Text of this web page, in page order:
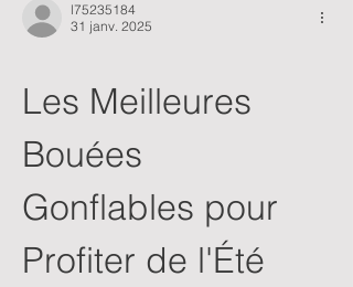
l75235184
31 janv. 2025
Les Meilleures
Bouées
Gonflables pour
Profiter de l'Été